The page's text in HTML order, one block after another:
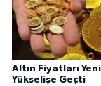
Altın Fiyatları
Yükselişe Geçti